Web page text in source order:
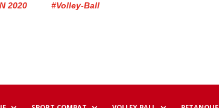
2020 #Volley-Ball